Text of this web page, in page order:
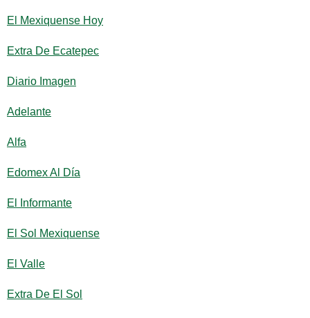
El Mexiquense Hoy
Extra De Ecatepec
Diario Imagen
Adelante
Alfa
Edomex Al Día
El Informante
El Sol Mexiquense
El Valle
Extra De El Sol